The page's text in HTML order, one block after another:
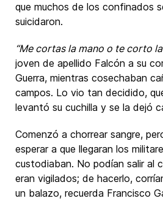
que muchos de los confinados
suicidaron.
“Me cortas la mano o te corto
joven de apellido Falcón a su
Guerra, mientras cosechaban
campos. Lo vio tan decidido,
levantó su cuchilla y se la dejó
Comenzó a chorrear sangre,
esperar a que llegaran los
custodiaban. No podían salir al
eran vigilados; de hacerlo,
un balazo, recuerda Francisco